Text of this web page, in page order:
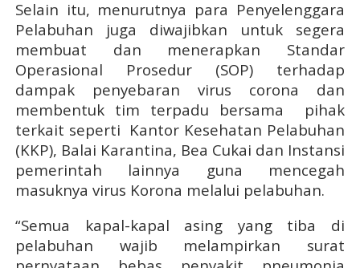
Selain itu, menurutnya para Penyelenggara
Pelabuhan juga diwajibkan untuk segera
membuat dan menerapkan Standar
Operasional Prosedur (SOP) terhadap
dampak penyebaran virus corona dan
membentuk tim terpadu bersama pihak
terkait seperti Kantor Kesehatan Pelabuhan
(KKP), Balai Karantina, Bea Cukai dan Instansi
pemerintah lainnya guna mencegah
masuknya virus Korona melalui pelabuhan.
“Semua kapal-kapal asing yang tiba di
pelabuhan wajib melampirkan surat